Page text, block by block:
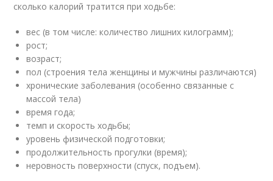
сколько калорий тратится при ходьбе:
вес (в том числе: количество лишних килограмм);
рост;
возраст;
пол (строения тела женщины и мужчины различаются)
хронические заболевания (особенно связанные с
массой тела)
время года;
темп и скорость ходьбы;
уровень физической подготовки;
продолжительность прогулки (время);
неровность поверхности (спуск, подъем).